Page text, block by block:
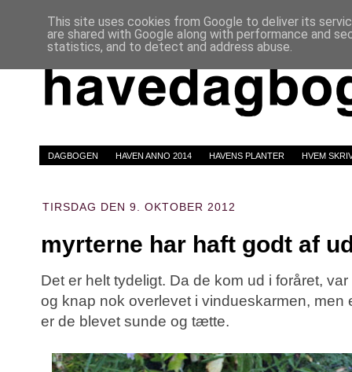
DAGBOGEN HAVEN ANNO 2014 HAVENS PLANTER HVEM
TIRSDAG DEN 9. OKTOBER 2012
myrterne har haft godt af
Det er helt tydeligt. Da de kom ud i foråret,
og knap nok overlevet i vindueskarmen, men
er de blevet sunde og tætte.
This site uses cookies from Google to deliver its
are shared with Google along with performance and
statistics, and to detect and address abuse.